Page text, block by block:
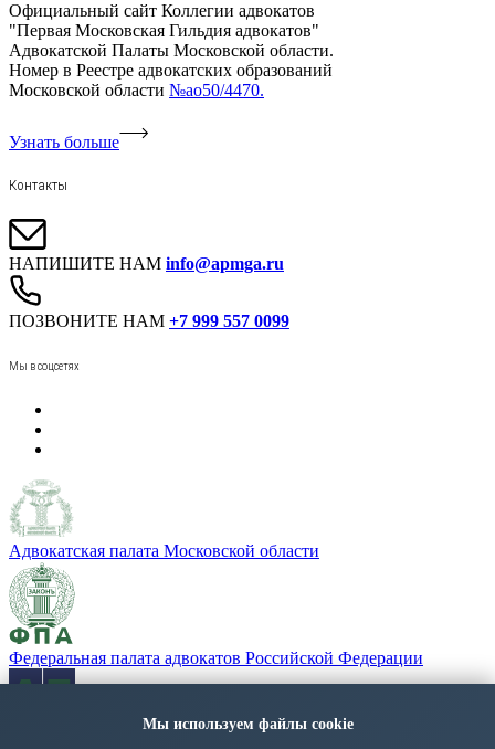
Официальный сайт Коллегии адвокатов
"Первая Московская Гильдия адвокатов"
Адвокатской Палаты Московской области.
Номер в Реестре адвокатских образований
Московской области №ао50/4470.
Узнать больше
Контакты
НАПИШИТЕ НАМ info@apmga.ru
ПОЗВОНИТЕ НАМ +7 999 557 0099
Мы в соцсетях
Адвокатская палата Московской области
Федеральная палата адвокатов Российской Федерации
«Адвокатская газета» - орган Федеральной палаты адвокатов
Мы используем файлы cookie